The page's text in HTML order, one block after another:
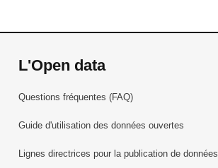
L'Open data
Questions fréquentes (FAQ)
Guide d'utilisation des données ouvertes
Lignes directrices pour la publication de données